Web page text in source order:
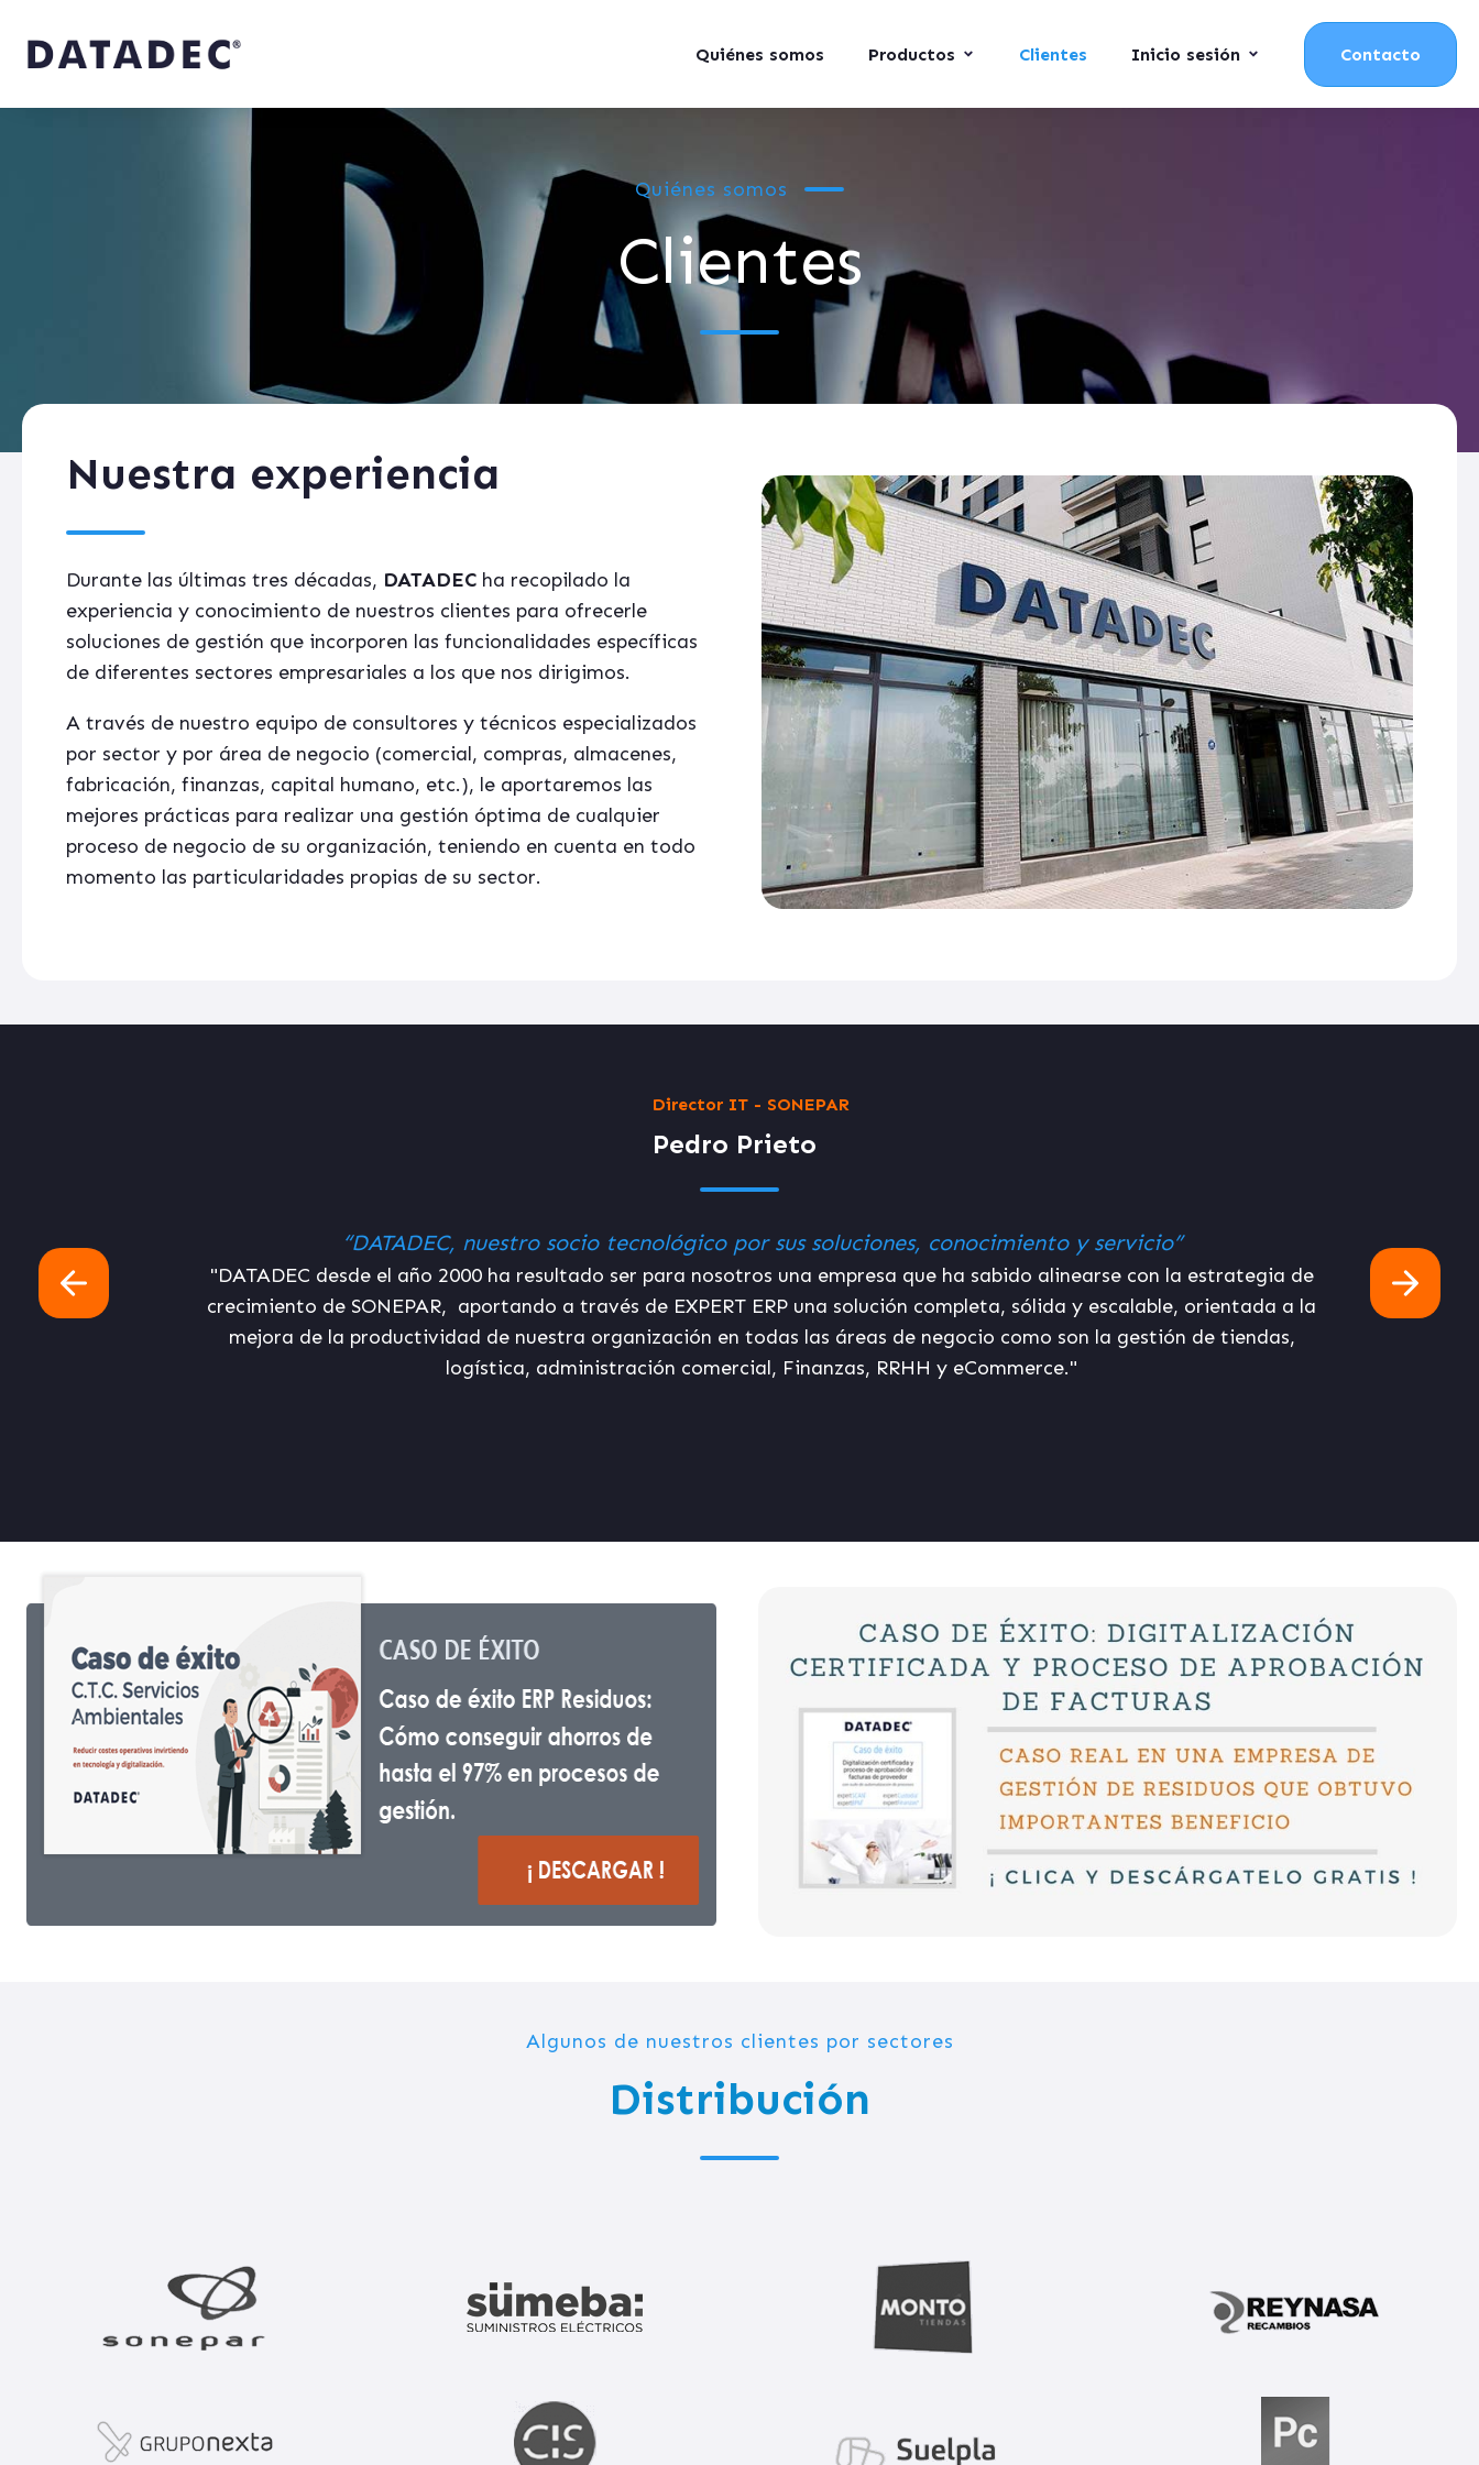
Quiénes somos Productos Clientes Inicio sesión Contacto
Quiénes somos
Clientes
Nuestra experiencia
Durante las últimas tres décadas, DATADEC ha recopilado la
experiencia y conocimiento de nuestros clientes para ofrecerle
soluciones de gestión que incorporen las funcionalidades específicas
de diferentes sectores empresariales a los que nos dirigimos.
A través de nuestro equipo de consultores y técnicos especializados
por sector y por área de negocio (comercial, compras, almacenes,
fabricación, finanzas, capital humano, etc.), le aportaremos las
mejores prácticas para realizar una gestión óptima de cualquier
proceso de negocio de su organización, teniendo en cuenta en todo
momento las particularidades propias de su sector.
y servicio”
ha sabido alinearse con la estrategia de
sólida y escalable, orientada a la
como son la gestión de tiendas,
CIO / CHRO - ROYO Group International Bathroom
"DATADEC con su suite de RRHH nos ofrece una solución completa y un servicio
"En GRUPO ROYO somos una compañía con más de 50 años de historia y un equipo con más de 900
cuida el talento para crecer juntos.Alineado con esta visión, contamos con DATADEC desde hace más de
nos ofrece soluciones y el servicio que requiere nuestra organización en el área de
La solución de DATADEC nos ha permitido digitalizar no solamente la gestión de nóminas, sino todos los
Algunos de nuestros clientes por sectores
Distribución